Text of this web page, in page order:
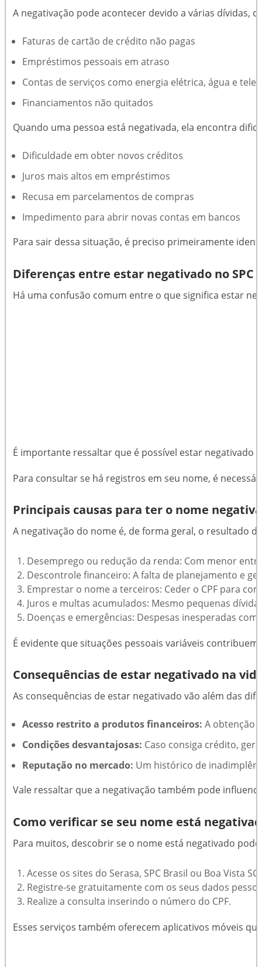
A negativação pode acontecer devido a várias dívidas,
Faturas de cartão de crédito não pagas
Empréstimos pessoais em atraso
Contas de serviços como energia elétrica, água e
Financiamentos não quitados
Quando uma pessoa está negativada, ela encontra
Dificuldade em obter novos créditos
Juros mais altos em empréstimos
Recusa em parcelamentos de compras
Impedimento para abrir novas contas em bancos
Para sair dessa situação, é preciso primeiramente
Diferenças entre estar negativado no SPC
Há uma confusão comum entre o que significa estar
É importante ressaltar que é possível estar negativado
Para consultar se há registros em seu nome, é
Principais causas para ter o nome
A negativação do nome é, de forma geral, o resultado
Desemprego ou redução da renda: Com menor
Descontrole financeiro: A falta de planejamento e
Emprestar o nome a terceiros: Ceder o CPF para
Juros e multas acumulados: Mesmo pequenas
Doenças e emergências: Despesas inesperadas
É evidente que situações pessoais variáveis
Consequências de estar negativado na
As consequências de estar negativado vão além das
Acesso restrito a produtos financeiros: A obtenção
Condições desvantajosas: Caso consiga crédito,
Reputação no mercado: Um histórico de
Vale ressaltar que a negativação também pode
Como verificar se seu nome está
Para muitos, descobrir se o nome está negativado
Acesse os sites do Serasa, SPC Brasil ou Boa Vista
Registre-se gratuitamente com os seus dados
Realize a consulta inserindo o número do CPF.
Esses serviços também oferecem aplicativos móveis